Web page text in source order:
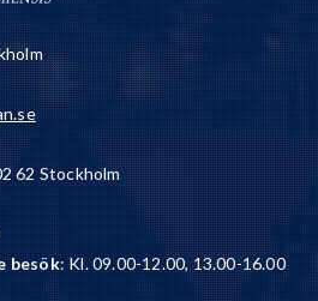
62 Stockholm
besök: Kl. 09.00-12.00, 13.00-16.00